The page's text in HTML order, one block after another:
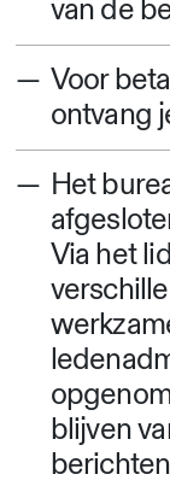
van de
Voor
ontvang
Het
Via het
blijven